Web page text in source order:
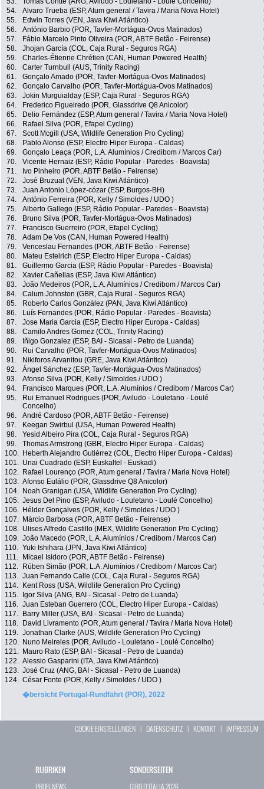
54.
Alvaro Trueba (ESP, Atum general / Tavira / Maria Nova Hotel)
55.
Edwin Torres (VEN, Java Kiwi Atlántico)
56.
António Barbio (POR, Tavfer-Mortágua-Ovos Matinados)
57.
Fábio Marcelo Pinto Oliveira (POR, ABTF Betão - Feirense)
58.
Jhojan García (COL, Caja Rural - Seguros RGA)
59.
Charles-Étienne Chrétien (CAN, Human Powered Health)
60.
Carter Turnbull (AUS, Trinity Racing)
61.
Gonçalo Amado (POR, Tavfer-Mortágua-Ovos Matinados)
62.
Gonçalo Carvalho (POR, Tavfer-Mortágua-Ovos Matinados)
63.
Jokin Murguialday (ESP, Caja Rural - Seguros RGA)
64.
Frederico Figueiredo (POR, Glassdrive Q8 Anicolor)
65.
Delio Fernández (ESP, Atum general / Tavira / Maria Nova Hotel)
66.
Rafael Silva (POR, Efapel Cycling)
67.
Scott Mcgill (USA, Wildlife Generation Pro Cycling)
68.
Pablo Alonso (ESP, Electro Hiper Europa - Caldas)
69.
Gonçalo Leaça (POR, L.A. Alumínios / Credibom / Marcos Car)
70.
Vicente Hernaiz (ESP, Rádio Popular - Paredes - Boavista)
71.
Ivo Pinheiro (POR, ABTF Betão - Feirense)
72.
José Bruzual (VEN, Java Kiwi Atlántico)
73.
Juan Antonio López-cózar (ESP, Burgos-BH)
74.
António Ferreira (POR, Kelly / Simoldes / UDO )
75.
Alberto Gallego (ESP, Rádio Popular - Paredes - Boavista)
76.
Bruno Silva (POR, Tavfer-Mortágua-Ovos Matinados)
77.
Francisco Guerreiro (POR, Efapel Cycling)
78.
Adam De Vos (CAN, Human Powered Health)
79.
Venceslau Fernandes (POR, ABTF Betão - Feirense)
80.
Mateu Estelrich (ESP, Electro Hiper Europa - Caldas)
81.
Guillermo Garcia (ESP, Rádio Popular - Paredes - Boavista)
82.
Xavier Cañellas (ESP, Java Kiwi Atlántico)
83.
João Medeiros (POR, L.A. Alumínios / Credibom / Marcos Car)
84.
Calum Johnston (GBR, Caja Rural - Seguros RGA)
85.
Roberto Carlos González (PAN, Java Kiwi Atlántico)
86.
Luís Fernandes (POR, Rádio Popular - Paredes - Boavista)
87.
Jose Maria Garcia (ESP, Electro Hiper Europa - Caldas)
88.
Camilo Andres Gomez (COL, Trinity Racing)
89.
Iñigo Gonzalez (ESP, BAI - Sicasal - Petro de Luanda)
90.
Rui Carvalho (POR, Tavfer-Mortágua-Ovos Matinados)
91.
Nikiforos Arvanitou (GRE, Java Kiwi Atlántico)
92.
Ángel Sánchez (ESP, Tavfer-Mortágua-Ovos Matinados)
93.
Afonso Silva (POR, Kelly / Simoldes / UDO )
94.
Francisco Marques (POR, L.A. Alumínios / Credibom / Marcos Car)
95.
Rui Emanuel Rodrigues (POR, Aviludo - Louletano - Loulé
Concelho)
96. André Cardoso (POR, ABTF Betão - Feirense)
97.
Keegan Swirbul (USA, Human Powered Health)
98.
Yesid Albeiro Pira (COL, Caja Rural - Seguros RGA)
99.
Thomas Armstrong (GBR, Electro Hiper Europa - Caldas)
100.
Heberth Alejandro Gutiérrez (COL, Electro Hiper Europa - Caldas)
101. Unai Cuadrado (ESP, Euskaltel - Euskadi)
102.
Rafael Lourenço (POR, Atum general / Tavira / Maria Nova Hotel)
103. Afonso Eulálio (POR, Glassdrive Q8 Anicolor)
104.
Noah Granigan (USA, Wildlife Generation Pro Cycling)
105. Jesus Del Pino (ESP, Aviludo - Louletano - Loulé Concelho)
106.
Hélder Gonçalves (POR, Kelly / Simoldes / UDO )
107.
Márcio Barbosa (POR, ABTF Betão - Feirense)
108. Ulises Alfredo Castillo (MEX, Wildlife Generation Pro Cycling)
109. João Macedo (POR, L.A. Alumínios / Credibom / Marcos Car)
110. Yuki Ishihara (JPN, Java Kiwi Atlántico)
111.
Micael Isidoro (POR, ABTF Betão - Feirense)
112.
Rúben Simão (POR, L.A. Alumínios / Credibom / Marcos Car)
113. Juan Fernando Calle (COL, Caja Rural - Seguros RGA)
114.
Kent Ross (USA, Wildlife Generation Pro Cycling)
115.
Igor Silva (ANG, BAI - Sicasal - Petro de Luanda)
116. Juan Esteban Guerrero (COL, Electro Hiper Europa - Caldas)
117.
Barry Miller (USA, BAI - Sicasal - Petro de Luanda)
118.
David Livramento (POR, Atum general / Tavira / Maria Nova Hotel)
119. Jonathan Clarke (AUS, Wildlife Generation Pro Cycling)
120.
Nuno Meireles (POR, Aviludo - Louletano - Loulé Concelho)
121.
Mauro Rato (ESP, BAI - Sicasal - Petro de Luanda)
122. Alessio Gasparini (ITA, Java Kiwi Atlántico)
123. José Cruz (ANG, BAI - Sicasal - Petro de Luanda)
124. César Fonte (POR, Kelly / Simoldes / UDO )
�bersicht Portugal-Rundfahrt (POR), 2022
COOKIE EINSTELLUNGEN | DATENSCHUTZ | KONTAKT| IMPRESSUM
RUBRIKEN
PROFI-NEWS
SONDERSEITEN
GIRO D`ITALIA 2026